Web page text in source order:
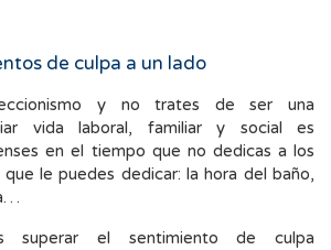
de culpa a un lado
y no trates de ser una
vida laboral, familiar y social es
en el tiempo que no dedicas a los
le puedes dedicar: la hora del baño,
superar el sentimiento de culpa